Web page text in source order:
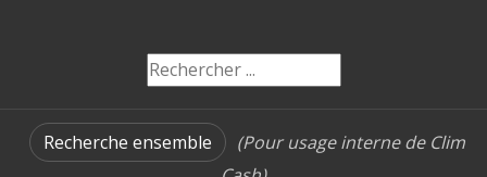
Recherche ensemble
(Pour usage interne de Clim